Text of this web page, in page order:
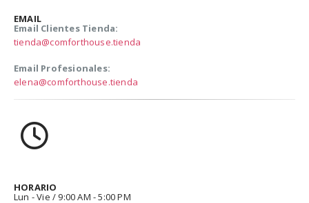
EMAIL
Email Clientes Tienda:
tienda@comforthouse.tienda
Email Profesionales:
elena@comforthouse.tienda
HORARIO
Lun - Vie / 9:00 AM - 5:00 PM